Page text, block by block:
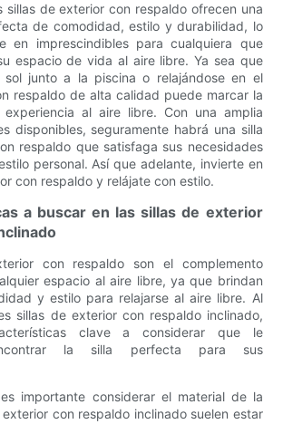
sillas de exterior con respaldo ofrecen una
de comodidad, estilo y durabilidad, lo
en imprescindibles para cualquiera que
espacio de vida al aire libre. Ya sea que
junto a la piscina o relajándose en el
respaldo de alta calidad puede marcar la
al aire libre. Con una amplia
disponibles, seguramente habrá una silla
respaldo que satisfaga sus necesidades
personal. Así que adelante, invierte en
con respaldo y relájate con estilo.
a buscar en las sillas de exterior
con respaldo son el complemento
espacio al aire libre, ya que brindan
y estilo para relajarse al aire libre. Al
sillas de exterior con respaldo inclinado,
clave a considerar que le
la silla perfecta para sus
importante considerar el material de la
exterior con respaldo inclinado suelen estar